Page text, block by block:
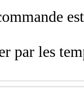
par les